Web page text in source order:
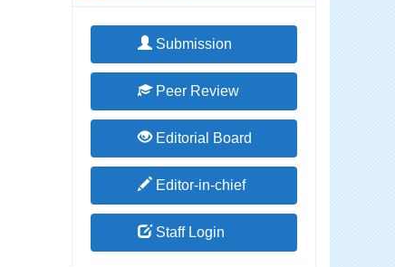
Submission
Peer Review
Editorial Board
Editor-in-chief
Staff Login